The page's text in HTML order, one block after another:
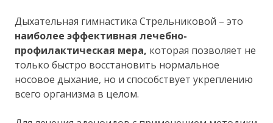
Дыхательная гимнастика Стрельниковой – это
наиболее эффективная лечебно-
профилактическая мера, которая позволяет не
только быстро восстановить нормальное
носовое дыхание, но и способствует укреплению
всего организма в целом.